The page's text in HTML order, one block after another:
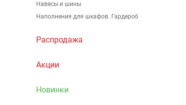
Навесы и шины
Наполнения для шкафов. Гардероб
Распродажа
Акции
Новинки